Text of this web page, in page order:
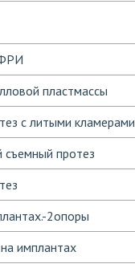
пластмассы
с литыми кламерами
съемный протез
2опоры
имплантах